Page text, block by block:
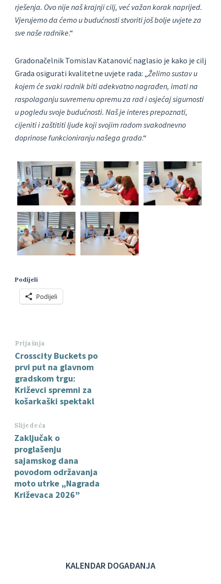
rješenja. Ovo nije naš krajnji cilj, već važan korak naprijed.
Vjerujemo da ćemo u budućnosti stvoriti još bolje uvjete za
sve naše radnike.“
Gradonačelnik Tomislav Katanović naglasio je kako je cilj
Grada osigurati kvalitetne uvjete rada: „Želimo sustav u
kojem će svaki radnik biti adekvatno nagrađen, imati na
raspolaganju suvremenu opremu za rad i osjećaj sigurnosti
u pogledu svoje budućnosti. Naš je interes prepoznati,
cijeniti i zaštititi ljude koji svojim radom svakodnevno
doprinose funkcioniranju našega grada.“
Podijeli
Podijeli
Prijašnja
Crosscity Buckets po
prvi put na glavnom
gradskom trgu:
Križevci spremni za
košarkaški spektakl
Slijedeća
Zaključak o
proglašenju
sajamskog dana
povodom održavanja
moto utrke „Nagrada
Križevaca 2026”
KALENDAR DOGAĐANJA